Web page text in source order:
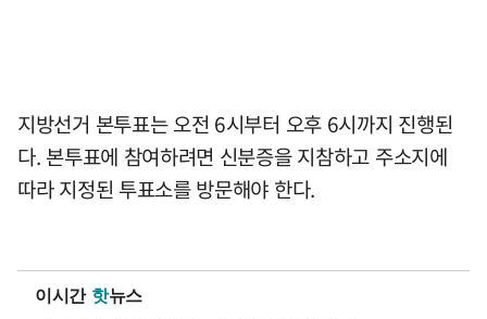
지방선거 본투표는 오전 6시부터 오후 6시까지 진행된
다. 본투표에 참여하려면 신분증을 지참하고 주소지에
따라 지정된 투표소를 방문해야 한다.
이시간 핫뉴스